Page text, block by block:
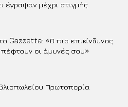
έγραψαν μέχρι στιγμής
Gazzetta: «Ο πιο επικίνδυνος
πέφτουν οι άμυνές σου»
Πρωτοπορία